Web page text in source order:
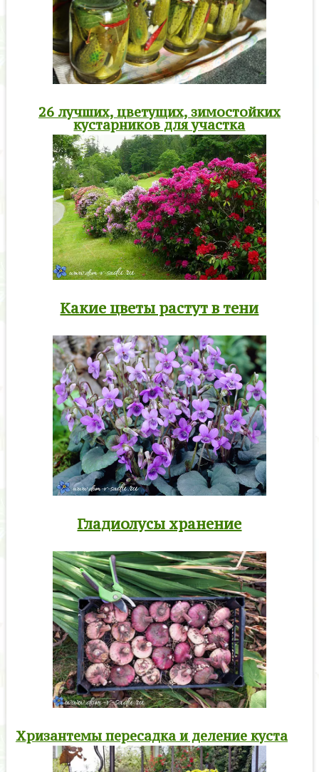
26 лучших, цветущих, зимостойких
кустарников для участка
Какие цветы растут в тени
Гладиолусы хранение
Хризантемы пересадка и деление куста